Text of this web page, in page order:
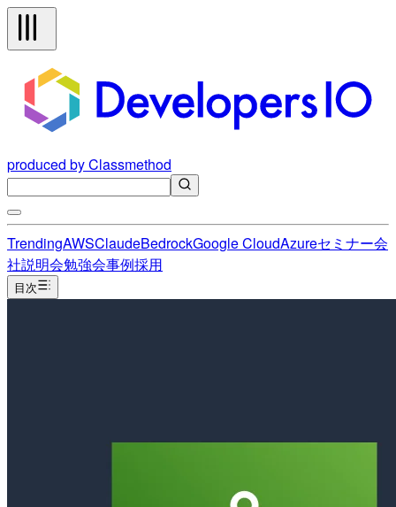
produced by Classmethod
TrendingAWSClaudeBedrockGoogle CloudAzureセミナー会
社説明会勉強会事例採用
目次